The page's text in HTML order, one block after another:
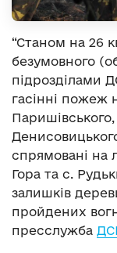
“Станом на 26
безумовного
підрозділами
гасінні пожеж
Паришівського,
спрямовані на
Гора та с.
залишків
пройдених
пресслужба